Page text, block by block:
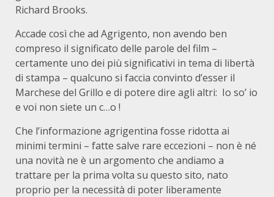
Richard Brooks.
Accade così che ad Agrigento, non avendo ben
compreso il significato delle parole del film –
certamente uno dei più significativi in tema di libertà
di stampa – qualcuno si faccia convinto d’esser il
Marchese del Grillo e di potere dire agli altri: Io so’ io
e voi non siete un c…o !
Che l’informazione agrigentina fosse ridotta ai
minimi termini – fatte salve rare eccezioni – non è né
una novità ne è un argomento che andiamo a
trattare per la prima volta su questo sito, nato
proprio per la necessità di poter liberamente